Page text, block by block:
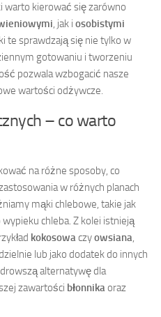
warto kierować się zarówno
, jak i osobistymi
te sprawdzają się nie tylko w
gotowaniu i tworzeniu
pozwala wzbogacić nasze
wartości odżywcze.
– co warto
na różne sposoby, co
w różnych planach
mąki chlebowe, takie jak
chleba. Z kolei istnieją
kokosowaczyowsiana,
lub jako dodatek do innych
alternatywę dla
zawartości błonnikaoraz